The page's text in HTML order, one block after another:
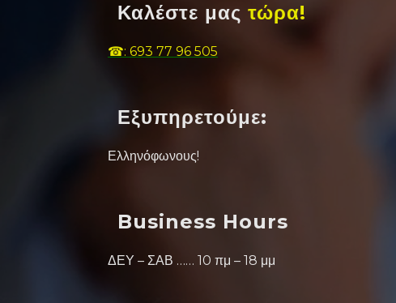
Καλέστε μας τώρα!
☎: 693 77 96 505
Εξυπηρετούμε:
Ελληνόφωνους!
Business Hours
ΔΕΥ – ΣΑΒ …… 10 πμ – 18 μμ